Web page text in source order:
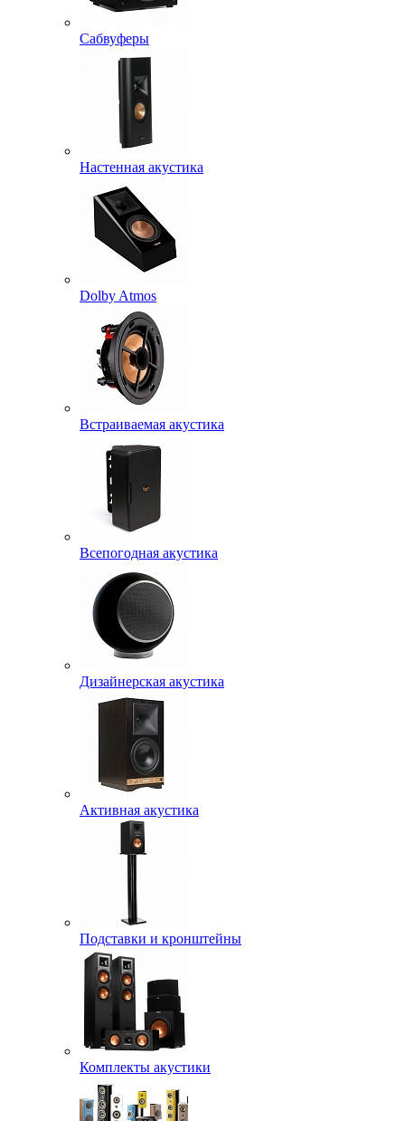
Сабвуферы
Настенная акустика
Dolby Atmos
Встраиваемая акустика
Всепогодная акустика
Дизайнерская акустика
Активная акустика
Подставки и кронштейны
Комплекты акустики